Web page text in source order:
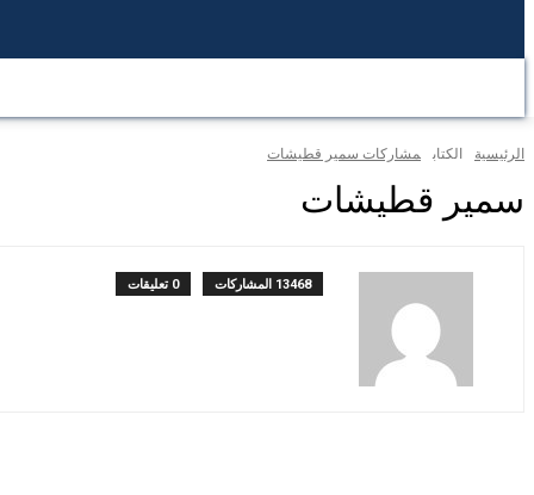
الرئيسية الكتاب مشاركات سمير قطيشات
سمير قطيشات
13468 المشاركات 0 تعليقات